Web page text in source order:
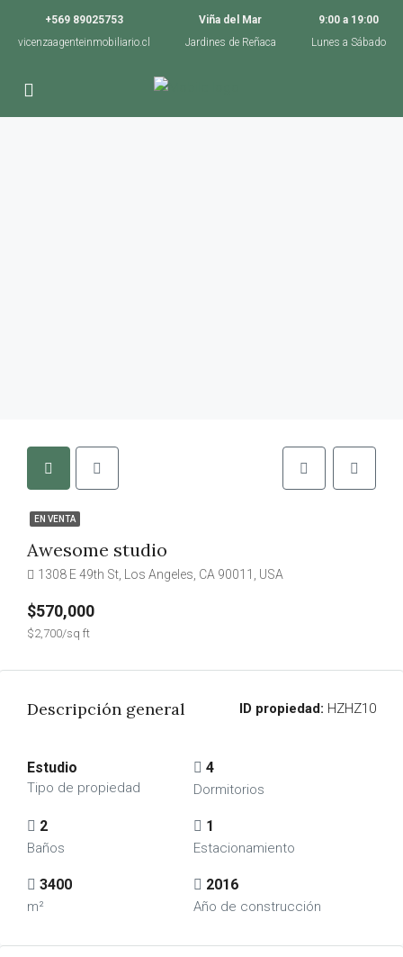
+569 89025753
vicenzaagenteinmobiliario.cl
Viña del Mar
Jardines de Reñaca
9:00 a 19:00
Lunes a Sábado
EN VENTA
Awesome studio
1308 E 49th St, Los Angeles, CA 90011, USA
$570,000
$2,700/sq ft
Descripción general ID propiedad: HZHZ10
Estudio
Tipo de propiedad
4
Dormitorios
2
Baños
1
Estacionamiento
3400
m²
2016
Año de construcción